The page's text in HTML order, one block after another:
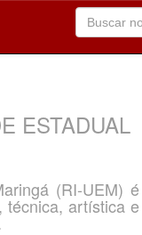
ESTADUAL
(RI-UEM) é
técnica, artística e